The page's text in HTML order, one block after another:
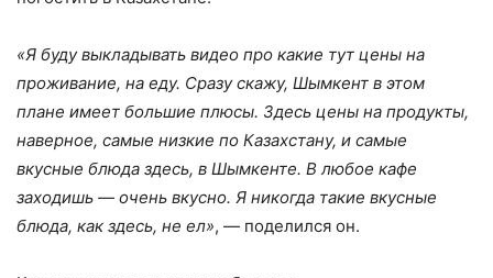
«Я буду выкладывать видео про какие тут цены на
проживание, на еду. Сразу скажу, Шымкент в этом
плане имеет большие плюсы. Здесь цены на продукты,
наверное, самые низкие по Казахстану, и самые
вкусные блюда здесь, в Шымкенте. В любое кафе
заходишь — очень вкусно. Я никогда такие вкусные
блюда, как здесь, не ел», — поделился он.